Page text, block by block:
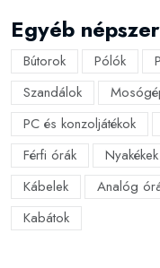
Egyéb
Bútorok Pólók
Szandálok
PC és konzoljátékok
Férfi órák
Nyakékek
Kábelek
Analóg
Kabátok